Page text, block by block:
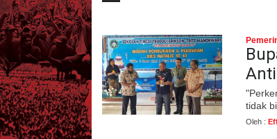
tidak
Oleh :